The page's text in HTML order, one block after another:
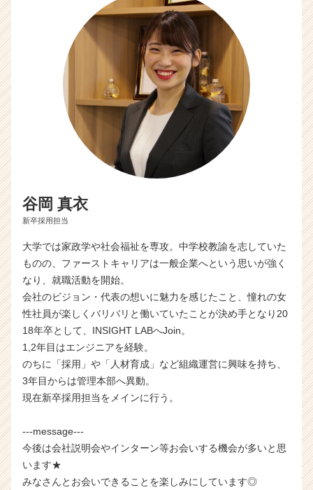
C
a
r）
谷岡 真衣
新卒採用担当
大学では家政学や社会福祉を専攻。中学校教諭を志していた
ものの、ファーストキャリアは一般企業へという思いが強く
なり、就職活動を開始。
会社のビジョン・代表の想いに魅力を感じたこと、憧れの女
性社員が楽しくバリバリと働いていたことが決め手となり20
18年卒として、INSIGHT LABへJoin。
1,2年目はエンジニアを経験。
のちに「採用」や「人材育成」など組織運営に興味を持ち、
3年目からは管理本部へ異動。
現在新卒採用担当をメインに行う。
---message---
今後は会社説明会やインターン等お会いする機会が多いと思
います★
みなさんとお会いできることを楽しみにしています◎